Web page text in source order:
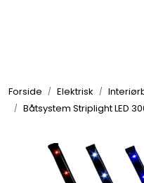
Forside Elektrisk
Båtsystem Striplight LED
Elektrisk
Bygg/Innredning